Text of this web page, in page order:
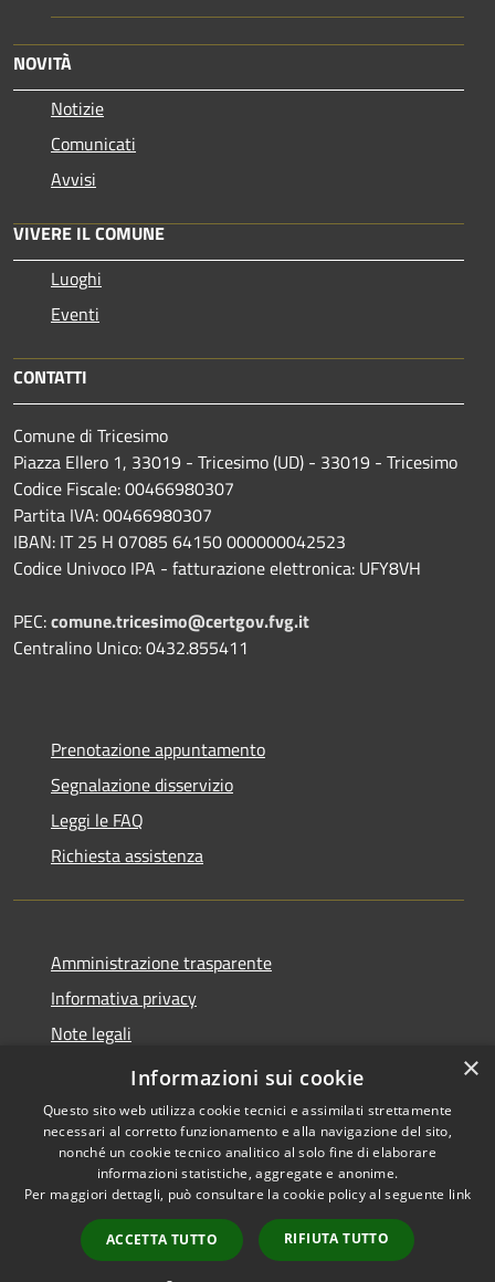
NOVITÀ
Notizie
Comunicati
Avvisi
VIVERE IL COMUNE
Luoghi
Eventi
CONTATTI
Comune di Tricesimo
Piazza Ellero 1, 33019 - Tricesimo (UD) - 33019 - Tricesimo
Codice Fiscale: 00466980307
Partita IVA: 00466980307
IBAN: IT 25 H 07085 64150 000000042523
Codice Univoco IPA - fatturazione elettronica: UFY8VH
PEC:comune.tricesimo@certgov.fvg.it
Centralino Unico: 0432.855411
Prenotazione appuntamento
Segnalazione disservizio
Leggi le FAQ
Richiesta assistenza
Amministrazione trasparente
Informativa privacy
Note legali
Dichiarazione di accessibilità
Accessibilità
Copyright © 2026 • Comune di
Tricesimo • Powered by
Municipium•
Accesso
redazione
×
Informazioni sui cookie
Questo sito web utilizza cookie tecnici e assimilati strettamente
necessari al corretto funzionamento e alla navigazione del sito,
nonché un cookie tecnico analitico al solo fine di elaborare
informazioni statistiche, aggregate e anonime.
Per maggiori dettagli, può consultare la cookie policy al seguente link
ACCETTA TUTTO RIFIUTA TUTTO